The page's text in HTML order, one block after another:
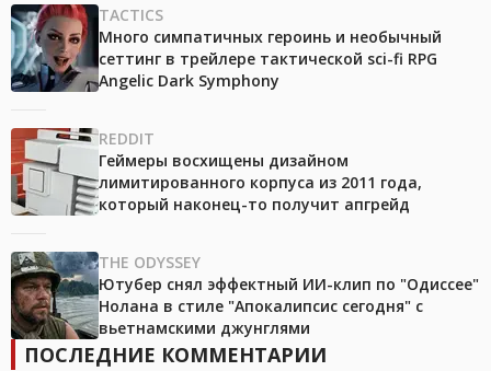
TACTICS
Много симпатичных героинь и необычный
сеттинг в трейлере тактической sci-fi RPG
Angelic Dark Symphony
REDDIT
Геймеры восхищены дизайном
лимитированного корпуса из 2011 года,
который наконец-то получит апгрейд
THE ODYSSEY
Ютубер снял эффектный ИИ-клип по "Одиссее"
Нолана в стиле "Апокалипсис сегодня" с
вьетнамскими джунглями
ПОСЛЕДНИЕ КОММЕНТАРИИ